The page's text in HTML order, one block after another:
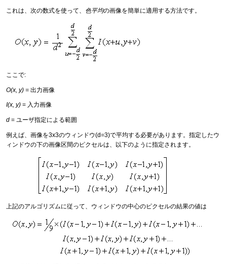
これは、次の数式を使って、 色平均の画像を簡単に適用する方法です。
ここで:
O(x, y) = 出力画像
I(x, y) = 入力画像
d = ユーザ指定による範囲
例えば、画像を3x3のウィンドウ(d=3)で平均する必要があります。指定したウ
ィンドウの下の画像区間のピクセルは、以下のように指定されます。
上記のアルゴリズムに従って、ウィンドウの中心のピクセルの結果の値は